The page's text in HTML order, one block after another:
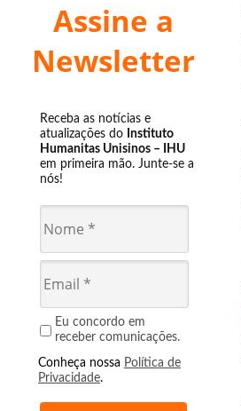
Assine a
Newsletter
Receba as notícias e
atualizações do Instituto
Humanitas Unisinos – IHU
em primeira mão. Junte-se a
nós!
Eu concordo em
receber comunicações.
Conheça nossa Política de
Privacidade.